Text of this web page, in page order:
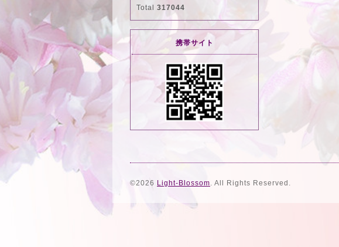
Total 317044
携帯サイト
©2026 Light-Blossom. All Rights Reserved.